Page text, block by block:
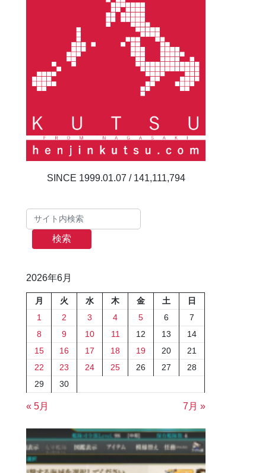
141,111,794
検索
2026年6月
月 火 水 木 金 土
日
1
2 3 4 5 6
7
8
9 10 11 12 13
14
15
16 17 18 19 20
21
22
23 24 25 26 27
28
29
30
« 5月 7月 »